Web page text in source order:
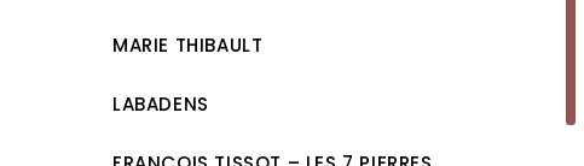
MARIE THIBAULT
LABADENS